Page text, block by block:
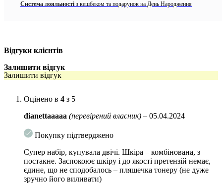
Unscented
КремPurito Seoul Wonder Releaf Centella Cream Unscented
(15 мл)
заспокоює, стимулює відновлення, підтримує синтез
зволожує, звужує пори, бореться з пігментацією і постакне.
Керамід NP: відновлює захисний бар’єр шкіри, нормалізує
гідроліпідний баланс.
Система лояльності з кешбеком та подарунок на День Народження
Відгуки клієнтів
Залишити відгук
Залишити відгук
Оцінено в 4 з 5
dianettaaaaa (перевірений власник) – 05.04.2024
Покупку підтверджено
Супер набір, купувала двічі. Шкіра – комбінована, з
постакне. Заспокоює шкіру і до якості претензій немає,
єдине, що не сподобалось – пляшечка тонеру (не дуже
зручно його виливати)